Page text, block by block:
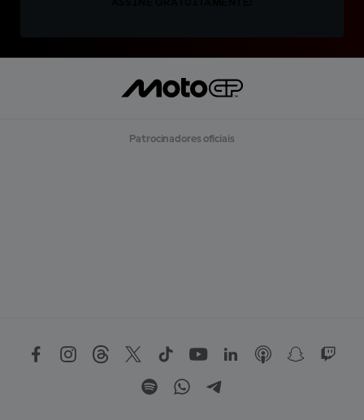
Patrocinadores oficiais